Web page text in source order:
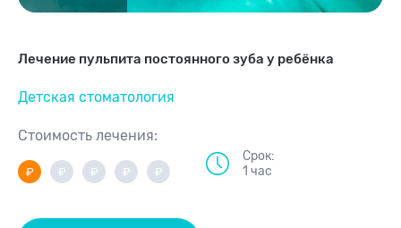
Лечение пульпита постоянного зуба у ребёнка
Детская стоматология
Стоимость лечения:
Срок:
1 час